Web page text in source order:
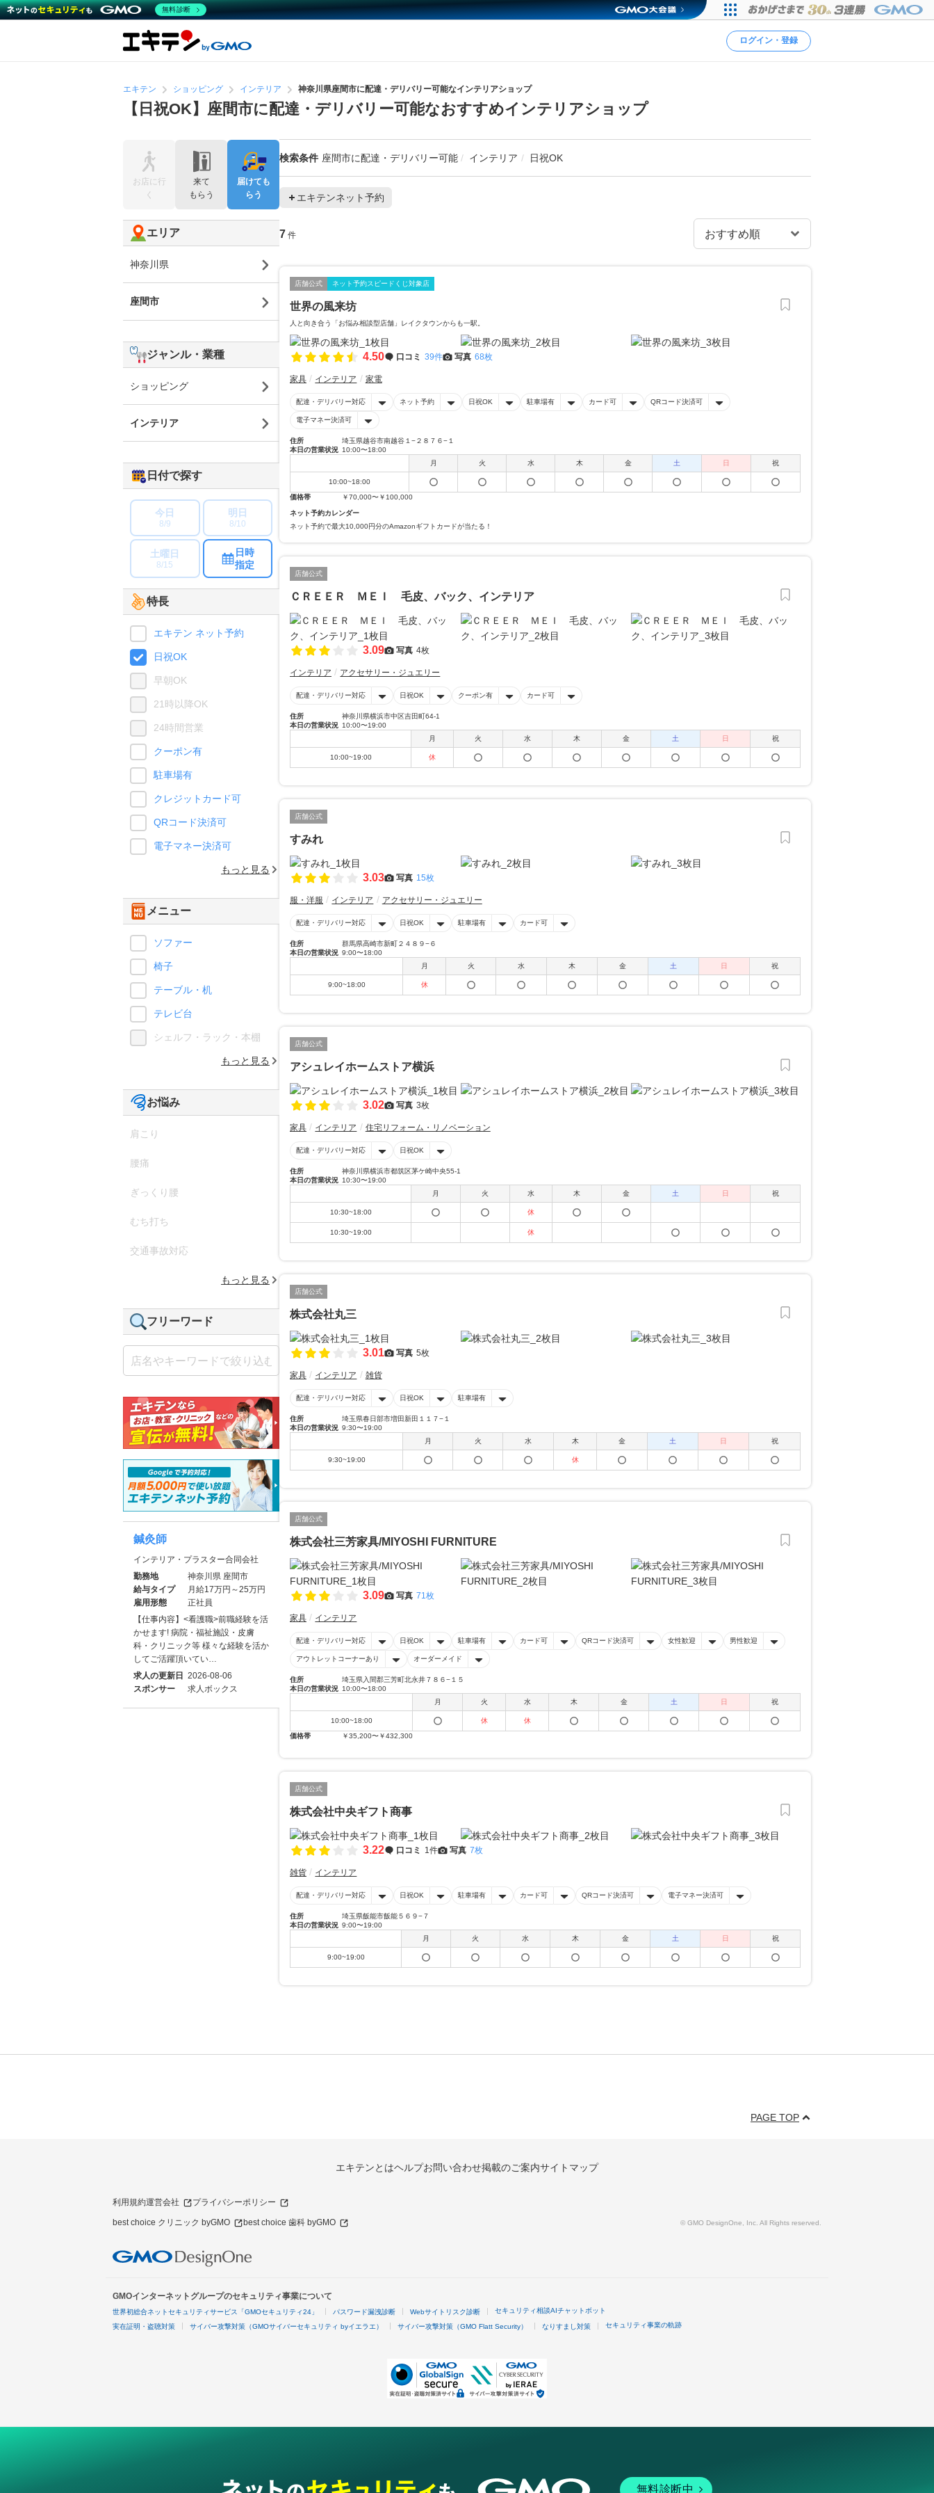
ログイン・登録
エキテン ショッピング インテリア 神奈川県座間市に配達・デリバリー可能なインテリアショップ
【日祝OK】座間市に配達・デリバリー可能なおすすめインテリアショップ
検索条件 座間市に配達・デリバリー可能 インテリア 日祝OK
エキテンネット予約
7 件
店舗公式 ネット予約スピードくじ対象店
世界の風来坊
人と向き合う「お悩み相談型店舗」レイクタウンからも一駅。
4.50 口コミ 39件 写真 68枚
家具 インテリア 家電
配達・デリバリー対応 ネット予約 日祝OK 駐車場有 カード可 QRコード決済可
電子マネー決済可
住所
埼玉県越谷市南越谷１−２８７６−１
本日の営業状況 10:00〜18:00
月
火 水 木 金 土 日 祝
10:00~18:00
価格帯
￥70,000〜￥100,000
ネット予約カレンダー
ネット予約で最大10,000円分のAmazonギフトカードが当たる！
店舗公式
ＣＲＥＥＲ ＭＥＩ 毛皮、バック、インテリア
3.09 写真 4枚
インテリア アクセサリー・ジュエリー
配達・デリバリー対応 日祝OK クーポン有 カード可
住所
神奈川県横浜市中区吉田町64-1
本日の営業状況 10:00〜19:00
月
火 水 木 金 土 日 祝
10:00~19:00 休
店舗公式
すみれ
3.03 写真 15枚
服・洋服 インテリア アクセサリー・ジュエリー
配達・デリバリー対応 日祝OK 駐車場有 カード可
住所
群馬県高崎市新町２４８９−６
本日の営業状況 9:00〜18:00
月
火 水 木 金 土 日 祝
9:00~18:00 休
店舗公式
アシュレイホームストア横浜
3.02 写真 3枚
家具 インテリア 住宅リフォーム・リノベーション
配達・デリバリー対応 日祝OK
住所
神奈川県横浜市都筑区茅ケ崎中央55-1
本日の営業状況 10:30〜19:00
月
火 水 木 金 土 日 祝
10:30~18:00 休
10:30~19:00 休
店舗公式
株式会社丸三
3.01 写真 5枚
家具 インテリア 雑貨
配達・デリバリー対応 日祝OK 駐車場有
住所
埼玉県春日部市増田新田１１７−１
本日の営業状況 9:30〜19:00
月
火 水 木 金 土 日 祝
9:30~19:00 休
店舗公式
株式会社三芳家具/MIYOSHI FURNITURE
3.09 写真 71枚
家具 インテリア
配達・デリバリー対応 日祝OK 駐車場有 カード可 QRコード決済可 女性歓迎 男性歓迎
アウトレットコーナーあり オーダーメイド
住所
埼玉県入間郡三芳町北永井７８６−１５
本日の営業状況 10:00〜18:00
月
火 水 木 金 土 日 祝
10:00~18:00 休
休
価格帯
￥35,200〜￥432,300
店舗公式
株式会社中央ギフト商事
3.22 口コミ 1件 写真 7枚
雑貨 インテリア
配達・デリバリー対応 日祝OK 駐車場有 カード可 QRコード決済可 電子マネー決済可
住所
埼玉県飯能市飯能５６９−７
本日の営業状況 9:00〜19:00
月
火 水 木 金 土 日 祝
9:00~19:00
お店に行
く
来て
もらう
届けても
らう
エリア
神奈川県
座間市
ジャンル・業種
ショッピング
インテリア
日付で探す
今日
8/9
明日
8/10
土曜日
8/15
日時
指定
特長
エキテン ネット予約
日祝OK
早朝OK
21時以降OK
24時間営業
クーポン有
駐車場有
クレジットカード可
QRコード決済可
電子マネー決済可
もっと見る
メニュー
ソファー
椅子
テーブル・机
テレビ台
シェルフ・ラック・本棚
もっと見る
お悩み
肩こり
腰痛
ぎっくり腰
むち打ち
交通事故対応
もっと見る
フリーワード
鍼灸師
インテリア・プラスター合同会社
勤務地
神奈川県 座間市
給与タイプ
月給17万円～25万円
雇用形態
正社員
【仕事内容】<看護職>前職経験を活
かせます! 病院・福祉施設・皮膚
科・クリニック等 様々な経験を活か
してご活躍頂いてい…
求人の更新日
2026-08-06
スポンサー
求人ボックス
PAGE TOP
エキテンとはヘルプお問い合わせ掲載のご案内サイトマップ
利用規約運営会社 プライバシーポリシー
best choice クリニック byGMO best choice 歯科 byGMO © GMO DesignOne, Inc. All Rights reserved.
GMOインターネットグループのセキュリティ事業について
世界初総合ネットセキュリティサービス「GMOセキュリティ24」 パスワード漏洩診断 Webサイトリスク診断 セキュリティ相談AIチャットボット
実在証明・盗聴対策 サイバー攻撃対策（GMOサイバーセキュリティ byイエラエ） サイバー攻撃対策（GMO Flatt Security） なりすまし対策 セキュリティ事業の軌跡
無料診断中
無料診断